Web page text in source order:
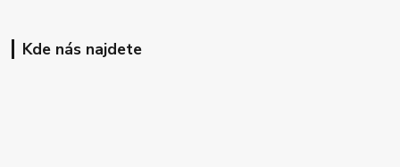
Kde nás najdete